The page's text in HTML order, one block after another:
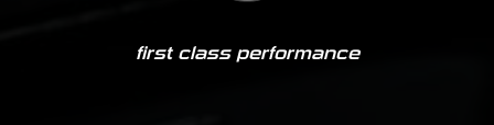
first class performance